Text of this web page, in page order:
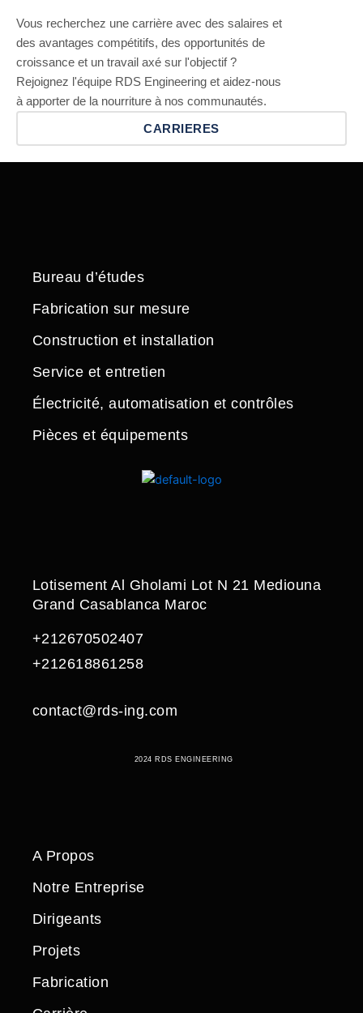
Vous recherchez une carrière avec des salaires et
des avantages compétitifs, des opportunités de
croissance et un travail axé sur l'objectif ?
Rejoignez l'équipe RDS Engineering et aidez-nous
à apporter de la nourriture à nos communautés.
CARRIERES
Bureau d’études
Fabrication sur mesure
Construction et installation
Service et entretien
Électricité, automatisation et contrôles
Pièces et équipements
Lotisement Al Gholami Lot N 21 Mediouna
Grand Casablanca Maroc
+212670502407
+212618861258
contact@rds-ing.com
2024 RDS ENGINEERING
A Propos
Notre Entreprise
Dirigeants
Projets
Fabrication